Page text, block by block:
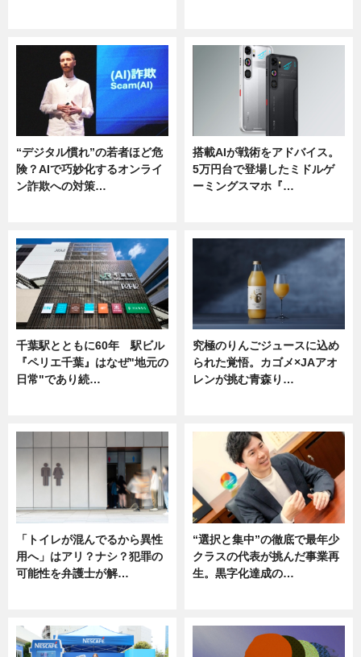
“デジタル慣れ”の若者ほど危
険？AIで巧妙化するオンライ
ン詐欺への対策…
搭載AIが戦術をアドバイス。
5万円台で登場したミドルゲ
ーミングスマホ『…
千葉駅とともに60年 駅ビル
『ペリエ千葉』はなぜ"地元の
日常"であり続…
究極のりんごジュースに込め
られた覚悟。カゴメ×JAアオ
レンが挑む青森り…
「トイレが混んでるから異性
用へ」はアリ？ナシ？犯罪の
可能性を弁護士が解…
“選択と集中”の徹底で最年少
クラスの代表が挑んだ事業再
生。黒字化達成の…